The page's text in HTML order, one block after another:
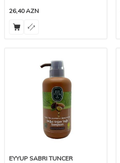
26,40AZN
EYYUP SABRI TUNCER